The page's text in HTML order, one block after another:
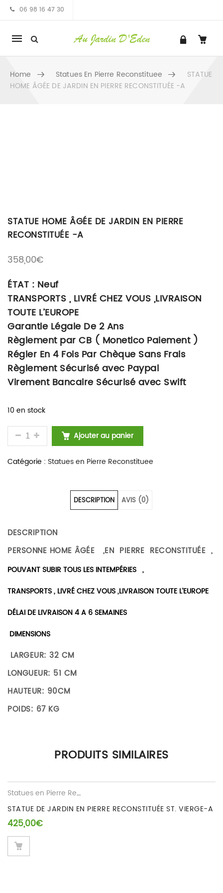
06 98 16 47 30
Mobile
navigation
Home Statues En Pierre Reconstituee
STATUE
HOME ÂGÉE DE JARDIN EN PIERRE RECONSTITUÉE -A
STATUE HOME ÂGÉE DE JARDIN EN PIERRE
RECONSTITUÉE -A
358,00€
ÉTAT : Neuf
TRANSPORTS , LIVRÉ CHEZ VOUS ,LIVRAISON
TOUTE L’EUROPE
Garantie Légale De 2 Ans
Règlement par CB ( Monetico Paiement )
Régler En 4 Fois Par Chèque Sans Frais
Règlement Sécurisé avec Paypal
Virement Bancaire Sécurisé avec Swift
10 en stock
QUANTITÉ DE STATUE HOME ÂGÉE DE JARDIN EN
Ajouter au panier
Catégorie : Statues en Pierre Reconstituee
DESCRIPTION AVIS (0)
DESCRIPTION
PERSONNE HOME ÂGÉE ,EN PIERRE RECONSTITUÉE ,
POUVANT SUBIR TOUS LES INTEMPÉRIES ,
TRANSPORTS , LIVRÉ CHEZ VOUS ,LIVRAISON TOUTE L’EUROPE
DÉLAI DE LIVRAISON 4 A 6 SEMAINES
DIMENSIONS
LARGEUR: 32 CM
LONGUEUR: 51 CM
HAUTEUR: 90CM
POIDS: 67 KG
possibilité de laisser un avis.
PRODUITS SIMILAIRES
Statues en Pierre Reconstituee
STATUE DE JARDIN EN PIERRE RECONSTITUÉE ST. VIERGE-A
425,00€